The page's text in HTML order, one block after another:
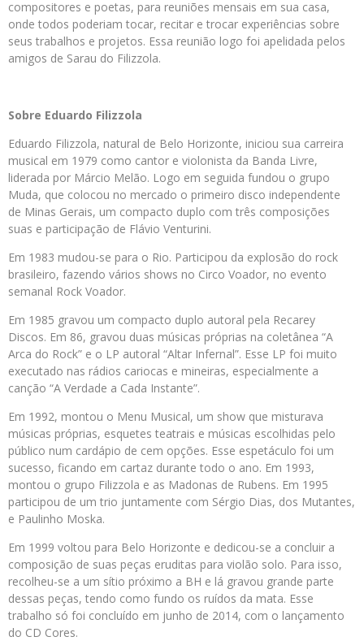
compositores e poetas, para reuniões mensais em sua casa,
onde todos poderiam tocar, recitar e trocar experiências sobre
seus trabalhos e projetos. Essa reunião logo foi apelidada pelos
amigos de Sarau do Filizzola.
Sobre Eduardo Filizzola
Eduardo Filizzola, natural de Belo Horizonte, iniciou sua carreira
musical em 1979 como cantor e violonista da Banda Livre,
liderada por Márcio Melão. Logo em seguida fundou o grupo
Muda, que colocou no mercado o primeiro disco independente
de Minas Gerais, um compacto duplo com três composições
suas e participação de Flávio Venturini.
Em 1983 mudou-se para o Rio. Participou da explosão do rock
brasileiro, fazendo vários shows no Circo Voador, no evento
semanal Rock Voador.
Em 1985 gravou um compacto duplo autoral pela Recarey
Discos. Em 86, gravou duas músicas próprias na coletânea “A
Arca do Rock” e o LP autoral “Altar Infernal”. Esse LP foi muito
executado nas rádios cariocas e mineiras, especialmente a
canção “A Verdade a Cada Instante”.
Em 1992, montou o Menu Musical, um show que misturava
músicas próprias, esquetes teatrais e músicas escolhidas pelo
público num cardápio de cem opções. Esse espetáculo foi um
sucesso, ficando em cartaz durante todo o ano. Em 1993,
montou o grupo Filizzola e as Madonas de Rubens. Em 1995
participou de um trio juntamente com Sérgio Dias, dos Mutantes,
e Paulinho Moska.
Em 1999 voltou para Belo Horizonte e dedicou-se a concluir a
composição de suas peças eruditas para violão solo. Para isso,
recolheu-se a um sítio próximo a BH e lá gravou grande parte
dessas peças, tendo como fundo os ruídos da mata. Esse
trabalho só foi concluído em junho de 2014, com o lançamento
do CD Cores.